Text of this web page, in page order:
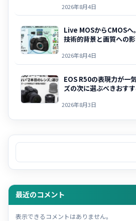
2026年8月4日
Live MOSからCMOSへ
技術的背景と画質への
2026年8月4日
EOS R50の表現力が一
ズの次に選ぶべきおす
2026年8月3日
検索
最近のコメント
表示できるコメントはありません。